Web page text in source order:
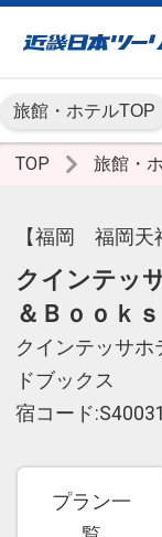
旅館・ホテルTOP
TOP 旅館・
【福岡 福岡天
クインテッ
＆Ｂｏｏｋｓ
クインテッサ
ドブックス
宿コード
プラン一